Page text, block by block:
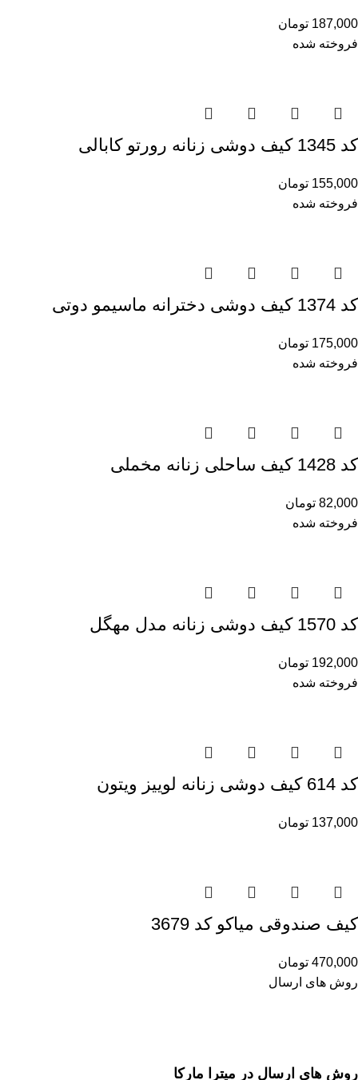
187,000 تومان
فروخته شده
کد 1345 کیف دوشی زنانه رورتو کابالی
155,000 تومان
فروخته شده
کد 1374 کیف دوشی دخترانه ماسیمو دوتی
175,000 تومان
فروخته شده
کد 1428 کیف ساحلی زنانه مخملی
82,000 تومان
فروخته شده
کد 1570 کیف دوشی زنانه مدل مهگل
192,000 تومان
فروخته شده
کد 614 کیف دوشی زنانه لوییز ویتون
137,000 تومان
کیف صندوقی میاکو کد 3679
470,000 تومان
روش های ارسال
روش های ارسال در میترا مارکا